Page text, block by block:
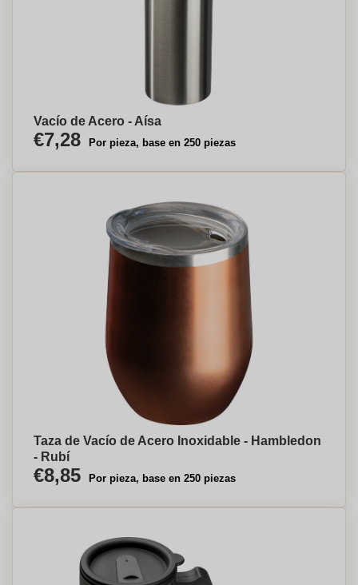
Vacío de Acero - Aísa
€7,28 Por pieza, base en 250 piezas
Taza de Vacío de Acero Inoxidable - Hambledon
- Rubí
€8,85 Por pieza, base en 250 piezas